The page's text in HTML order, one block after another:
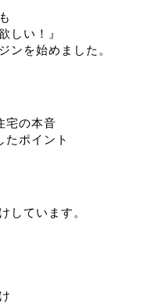
しい！』
ンを始めました。
宅の本音
たポイント
しています。